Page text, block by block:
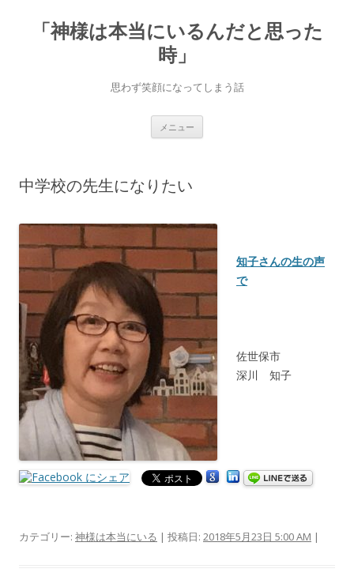
「神様は本当にいるんだと思った
時」
思わず笑顔になってしまう話
メニュー
プ
中学校の先生になりたい
知子さんの生の声
で
佐世保市
深川 知子
カテゴリー: 神様は本当にいる | 投稿日: 2018年5月23日 5:00 AM |